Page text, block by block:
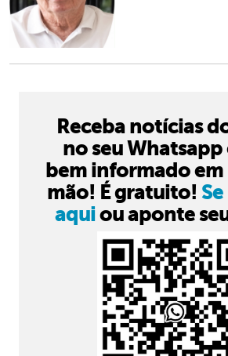
Receba notícias
no seu Whatsapp
bem informado
mão! É gratuito!
aquiou aponte